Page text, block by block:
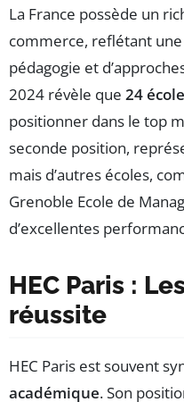
La France possède un
commerce, reflétant
pédagogie et
2024 révèle que 24
positionner dans le top
seconde position,
mais d’autres écoles,
Grenoble Ecole de
d’excellentes
HEC Paris :
réussite
HEC Paris est souvent
académique. Son